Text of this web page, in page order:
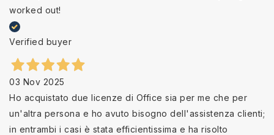
worked out!
Verified buyer
03 Nov 2025
Ho acquistato due licenze di Office sia per me che per
un'altra persona e ho avuto bisogno dell'assistenza clienti;
in entrambi i casi è stata efficientissima e ha risolto